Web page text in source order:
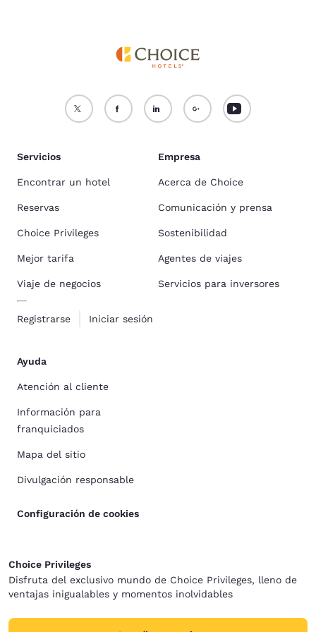
Servicios
Encontrar un hotel
Reservas
Choice Privileges
Mejor tarifa
Viaje de negocios
Registrarse Iniciar sesión
Empresa
Acerca de Choice
Comunicación y prensa
Sostenibilidad
Agentes de viajes
Servicios para inversores
Ayuda
Atención al cliente
Información para
franquiciados
Mapa del sitio
Divulgación responsable
Configuración de cookies
Choice Privileges
Disfruta del exclusivo mundo de Choice Privileges, lleno de
ventajas inigualables y momentos inolvidables